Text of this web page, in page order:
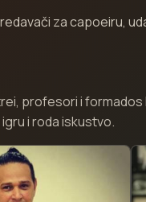
za capoeiru,
profesori i formados
i roda iskustvo.